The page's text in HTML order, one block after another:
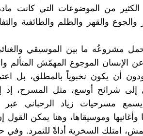
من الموضوعات التي كانت مادةً
والقهر والظلم والطائفية
حمل مشروعُه ما بين الموسيقي
الإنسان الموجوع المهمّش المتألم
ودون أن يكون نخبوياً بالمطلق، بل
شرائح أوسع، مثل المسرح، إذ
مسرحيات زياد الرحباني عبر
وأغانيها وموسيقاها، وهنا يمكن
امتلك السخرية أداةً للتمرد. وفي